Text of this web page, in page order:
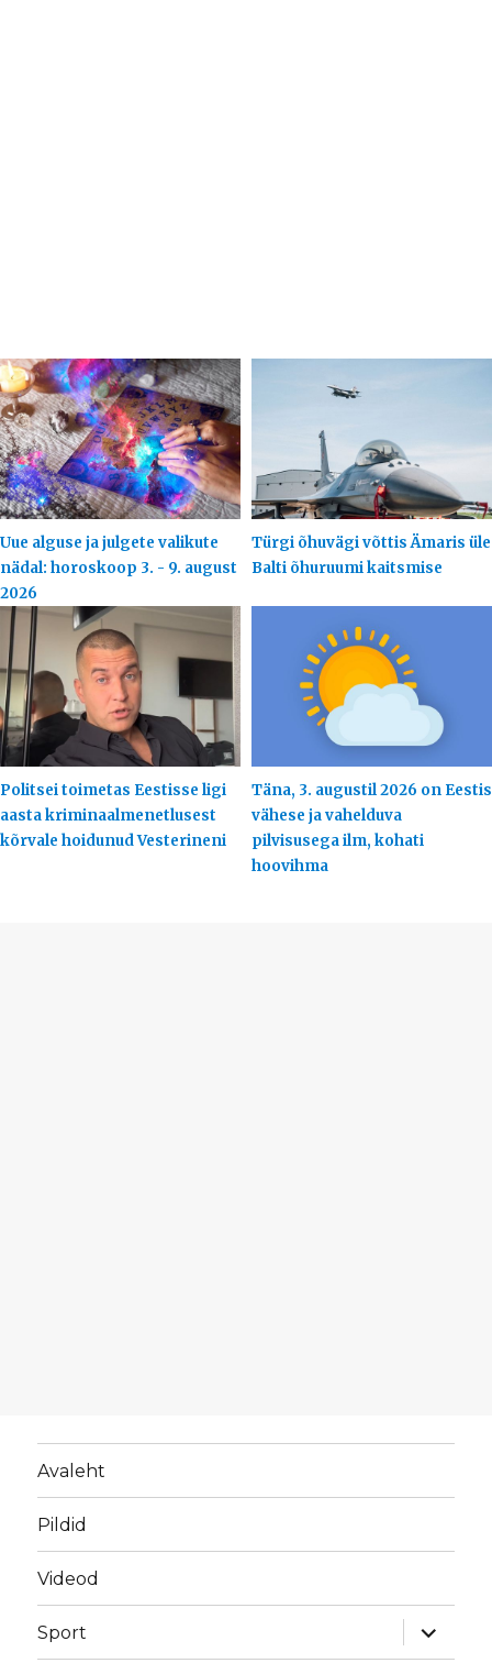
Uue alguse ja julgete valikute
nädal: horoskoop 3. - 9. august
2026
Türgi õhuvägi võttis Ämaris üle
Balti õhuruumi kaitsmise
Politsei toimetas Eestisse ligi
aasta kriminaalmenetlusest
kõrvale hoidunud Vesterineni
Täna, 3. augustil 2026 on Eestis
vähese ja vahelduva
pilvisusega ilm, kohati
hoovihma
Avaleht
Pildid
Videod
Sport
laienda